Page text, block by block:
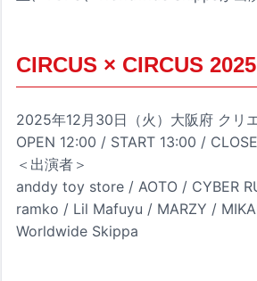
CIRCUS × CIRCUS 2025
2025年12月30日（火）大阪府 クリ
OPEN 12:00 / START 13:00 /
＜出演者＞
anddy toy store / AOTO / CYBER
ramko / Lil Mafuyu / MARZY /
Worldwide Skippa